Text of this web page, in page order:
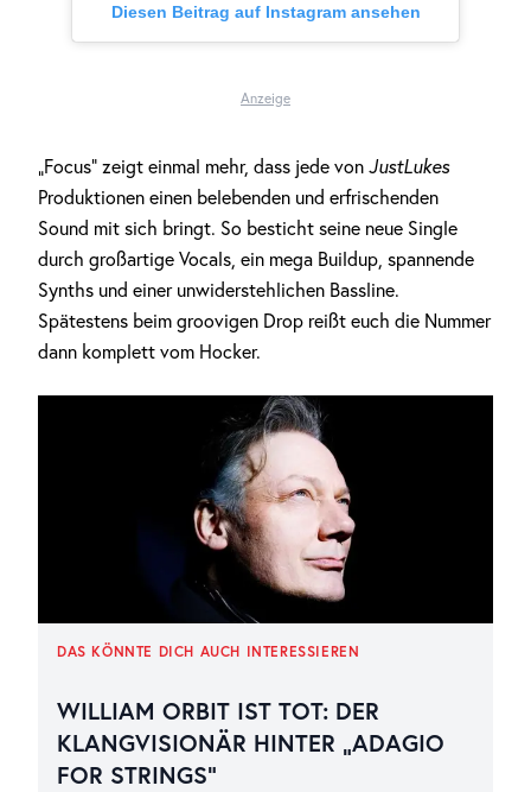
Diesen Beitrag auf Instagram ansehen
Anzeige
„Focus“ zeigt einmal mehr, dass jede von JustLukes
Produktionen einen belebenden und erfrischenden
Sound mit sich bringt. So besticht seine neue Single
durch großartige Vocals, ein mega Buildup, spannende
Synths und einer unwiderstehlichen Bassline.
Spätestens beim groovigen Drop reißt euch die Nummer
dann komplett vom Hocker.
DAS KÖNNTE DICH AUCH INTERESSIEREN
WILLIAM ORBIT IST TOT: DER
KLANGVISIONÄR HINTER „ADAGIO
FOR STRINGS“